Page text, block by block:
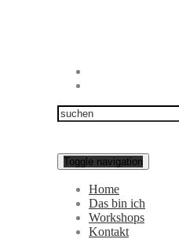
Toggle navigation
Home
Das bin ich
Workshops
Kontakt